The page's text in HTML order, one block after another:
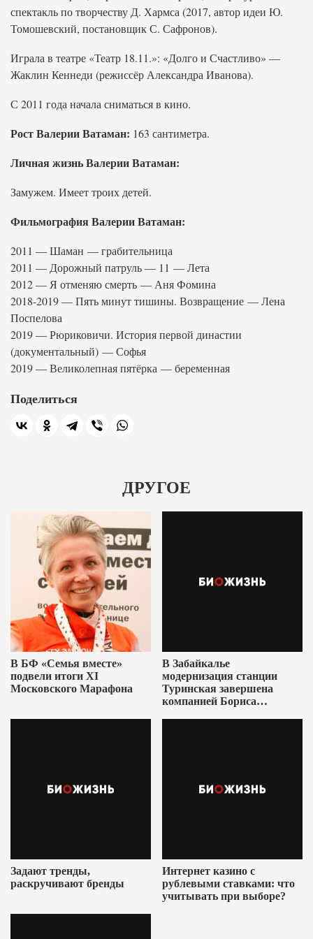
спектакль по творчеству Д. Хармса (2017, автор идеи Ю.
Томошевский, постановщик С. Сафронов).
Играла в театре «Театр 18.11.»: «Долго и Счастливо» —
Жаклин Кеннеди (режиссёр Александра Иванова).
С 2011 года начала сниматься в кино.
Рост Валерии Ватаман: 163 сантиметра.
Личная жизнь Валерии Ватаман:
Замужем. Имеет троих детей.
Фильмография Валерии Ватаман:
2011 — Шаман — грабительница
2011 — Дорожный патруль — 11 — Лета
2012 — Я отменяю смерть — Аня Фомина
2018-2019 — Пять минут тишины. Возвращение — Лена
Поспелова
2019 — Рюриковичи. История первой династии
(документальный) — Софья
2019 — Великолепная пятёрка — беременная
Поделиться
ДРУГОЕ
В БФ «Семья вместе»
подвели итоги XI
Московского Марафона
В Забайкалье
модернизация станции
Туринская завершена
компанией Бориса
Задают тренды,
раскручивают бренды
Интернет казино с
рублевыми ставками: что
учитывать при выборе?